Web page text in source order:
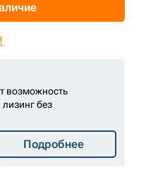
возможность
без
Подробнее